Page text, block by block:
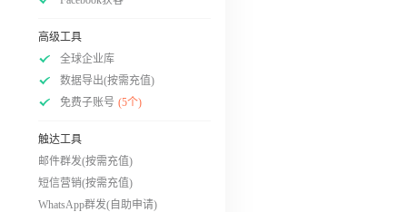
高级工具
全球企业库
数据导出(按需充值)
免费子账号 (5个)
触达工具
邮件群发(按需充值)
短信营销(按需充值)
WhatsApp群发(自助申请)